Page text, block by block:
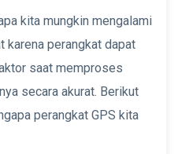
kita mungkin mengalami
karena perangkat dapat
saat memproses
secara akurat. Berikut
perangkat GPS kita